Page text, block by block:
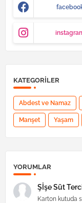
KATEGORILER
Abdest ve Namaz
Manşet Yaşam
YORUMLAR
Şİşe Süt
Karton kutuda